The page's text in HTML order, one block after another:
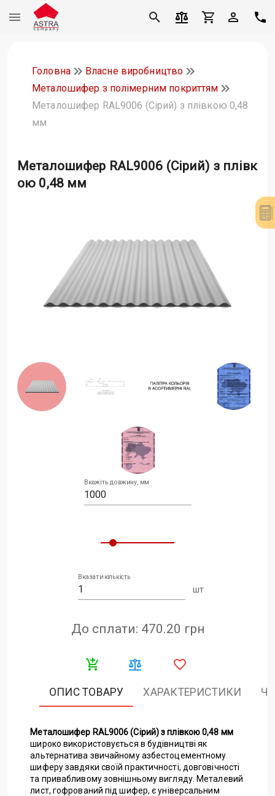
Головна
Власне виробництво
Металошифер з полімерним покриттям
Металошифер RAL9006 (Сірий) з плівкою 0,48
мм
Металошифер RAL9006 (Сірий) з плівк
ою 0,48 мм
Вкажіть довжину, мм
Вказати кількість
шт
До сплати: 470.20 грн
ОПИС ТОВАРУ ХАРАКТЕРИСТИКИ
Металошифер RAL9006 (Сірий) з плівкою 0,48 мм
широко використовується в будівництві як
альтернатива звичайному азбестоцементному
шиферу завдяки своїй практичності, довговічності
та привабливому зовнішньому вигляду. Металевий
лист, гофрований під шифер, є універсальним